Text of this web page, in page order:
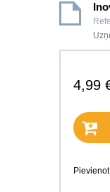
4,99
Pievienot